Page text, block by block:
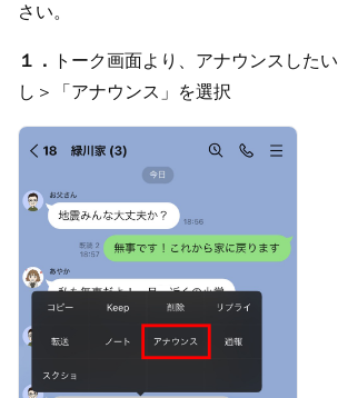
さい。
１．
トーク画面より、アナウンスした
し＞「アナウンス」を選択